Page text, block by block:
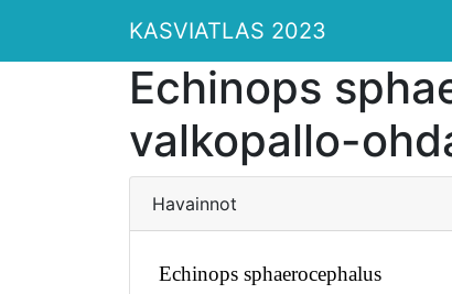
KASVIATLAS 2023
Echinops
valkopallo-
Havainnot